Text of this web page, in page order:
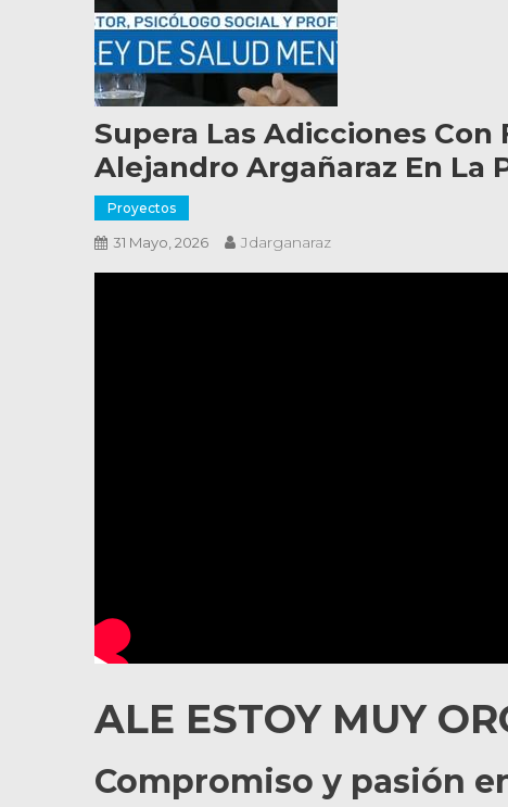
Supera Las Adicciones Con
Alejandro Argañaraz En La
Proyectos
31 Mayo, 2026 Jdarganaraz
ALE ESTOY MUY
Compromiso y pasión